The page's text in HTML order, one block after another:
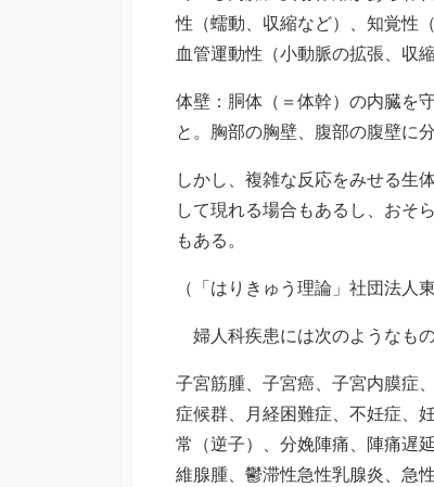
性（蠕動、収縮など）、知覚性
血管運動性（小動脈の拡張、収
体壁：胴体（＝体幹）の内臓を
と。胸部の胸壁、腹部の腹壁に分
しかし、複雑な反応をみせる生
して現れる場合もあるし、おそ
もある。
（「はりきゅう理論」社団法人
婦人科疾患には次のようなもの
子宮筋腫、子宮癌、子宮内膜症
症候群、月経困難症、不妊症、
常（逆子）、分娩陣痛、陣痛遅
維腺腫、鬱滞性急性乳腺炎、急